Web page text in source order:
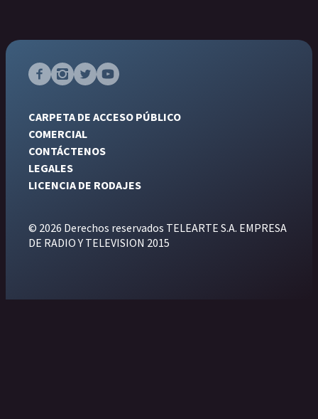
CARPETA DE ACCESO PÚBLICO
COMERCIAL
CONTÁCTENOS
LEGALES
LICENCIA DE RODAJES
© 2026 Derechos reservados TELEARTE S.A. EMPRESA
DE RADIO Y TELEVISION 2015